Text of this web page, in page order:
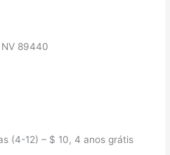
NV 89440
(4-12) – $ 10, 4 anos grátis